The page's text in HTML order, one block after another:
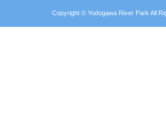
Copyright © Yodogawa River Park All